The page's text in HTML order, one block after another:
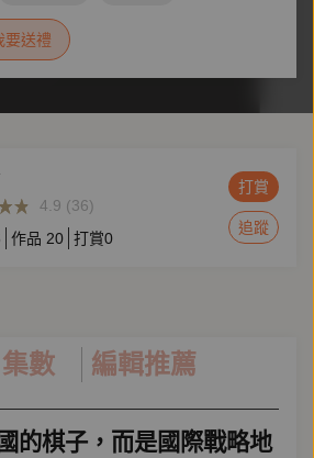
要送禮
4.9 (36)
作品 20 打賞0
打賞
追蹤
集數 編輯推薦
的棋子，而是國際戰略地